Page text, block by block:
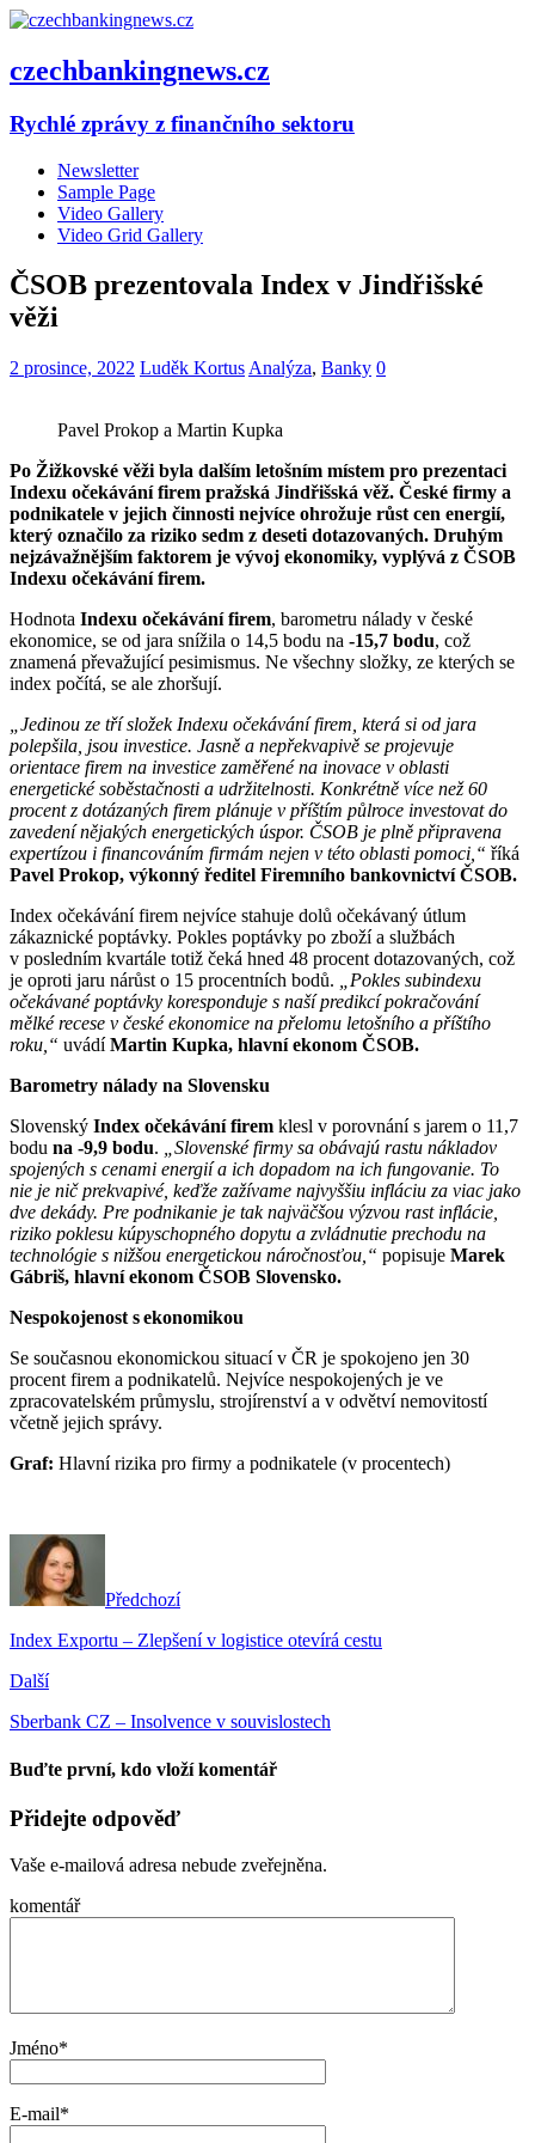
czechbankingnews.cz
Rychlé zprávy z finančního sektoru
Newsletter
Sample Page
Video Gallery
Video Grid Gallery
ČSOB prezentovala Index v Jindřišské
věži
2 prosince, 2022 Luděk Kortus Analýza, Banky 0
Pavel Prokop a Martin Kupka
Po Žižkovské věži byla dalším letošním místem pro prezentaci
Indexu očekávání firem pražská Jindřišská věž. České firmy a
podnikatele v jejich činnosti nejvíce ohrožuje růst cen energií,
který označilo za riziko sedm z deseti dotazovaných. Druhým
nejzávažnějším faktorem je vývoj ekonomiky, vyplývá z ČSOB
Indexu očekávání firem.
Hodnota Indexu očekávání firem, barometru nálady v české
ekonomice, se od jara snížila o 14,5 bodu na -15,7 bodu, což
znamená převažující pesimismus. Ne všechny složky, ze kterých se
index počítá, se ale zhoršují.
„Jedinou ze tří složek Indexu očekávání firem, která si od jara
polepšila, jsou investice. Jasně a nepřekvapivě se projevuje
orientace firem na investice zaměřené na inovace v oblasti
energetické soběstačnosti a udržitelnosti. Konkrétně více než 60
procent z dotázaných firem plánuje v příštím půlroce investovat do
zavedení nějakých energetických úspor. ČSOB je plně připravena
expertízou i financováním firmám nejen v této oblasti pomoci,“ říká
Pavel Prokop, výkonný ředitel Firemního bankovnictví ČSOB.
Index očekávání firem nejvíce stahuje dolů očekávaný útlum
zákaznické poptávky. Pokles poptávky po zboží a službách
v posledním kvartále totiž čeká hned 48 procent dotazovaných, což
je oproti jaru nárůst o 15 procentních bodů.
„Pokles subindexu
očekávané poptávky koresponduje s naší predikcí pokračování
mělké recese v české ekonomice na přelomu letošního a příštího
roku,“ uvádíMartin Kupka, hlavní ekonom ČSOB.
Barometry nálady na Slovensku
Slovenský Index očekávání firem klesl v porovnání s jarem o 11,7
bodu na -9,9 bodu.
„Slovenské firmy sa obávajú rastu nákladov
spojených s cenami energií a ich dopadom na ich fungovanie. To
nie je nič prekvapivé, keďže zažívame najvyššiu infláciu za viac jako
dve dekády. Pre podnikanie je tak najväčšou výzvou rast inflácie,
riziko poklesu kúpyschopného dopytu a zvládnutie prechodu na
technológie s nižšou energetickou náročnosťou,“ popisuje Marek
Gábriš, hlavní ekonom ČSOB Slovensko.
Nespokojenost sekonomikou
Se současnou ekonomickou situací v ČR je spokojeno jen 30
procent firem a podnikatelů. Nejvíce nespokojených je ve
zpracovatelském průmyslu, strojírenství a v odvětví nemovitostí
včetně jejich správy.
Graf: Hlavní rizika pro firmy a podnikatele (v procentech)
Předchozí
Index Exportu – Zlepšení v logistice otevírá cestu
Další
Sberbank CZ – Insolvence v souvislostech
Buďte první, kdo vloží komentář
Přidejte odpověď
Vaše e-mailová adresa nebude zveřejněna.
komentář
Jméno*
E-mail*